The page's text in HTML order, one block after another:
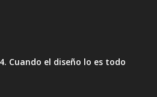
Cuando el diseño lo es todo